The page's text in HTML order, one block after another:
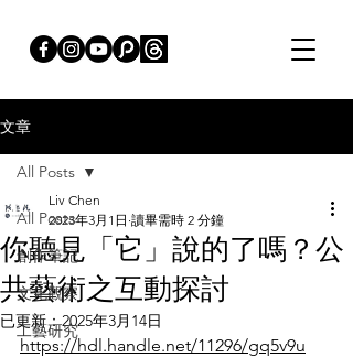
文章
All Posts
創作筆記
文化觀察
工藝研究
All Posts
你聽見「它」說的了嗎？公
共藝術之互動探討
Liv Chen
2023年3月1日 讀畢需時 2 分鐘
已更新：2025年3月14日
https://hdl.handle.net/11296/gq5v9u